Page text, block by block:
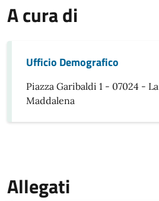
A cura di
Ufficio Demografico
Piazza Garibaldi 1 - 07024 - La
Maddalena
Allegati